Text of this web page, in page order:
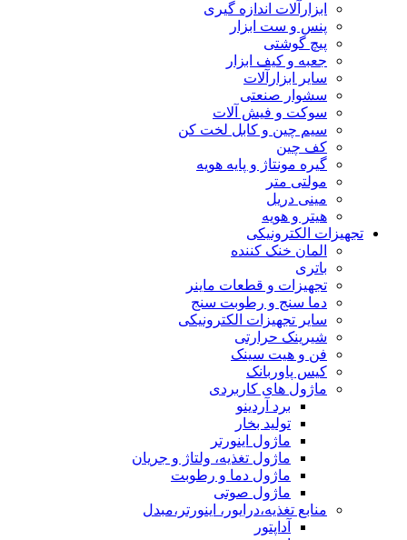
ابزارآلات اندازه گیری
پنس و ست ابزار
پیچ گوشتی
جعبه و کیف ابزار
سایر ابزارآلات
سشوار صنعتی
سوکت و فیش آلات
سیم چین و کابل لخت کن
کف چین
گیره مونتاژ و پایه هویه
مولتی متر
مینی دریل
هیتر و هویه
تجهیزات الکترونیکی
المان خنک کننده
باتری
تجهیزات و قطعات ماینر
دما سنج و رطوبت سنج
سایر تجهیزات الکترونیکی
شیرینک حرارتی
فن و هیت سینک
کیس پاوربانک
ماژول های کاربردی
برد آردینو
تولید بخار
ماژول اینورتر
ماژول تغذیه، ولتاژ و جریان
ماژول دما و رطوبت
ماژول صوتی
منابع تغذیه،درایور، اینورتر،مبدل
آداپتور